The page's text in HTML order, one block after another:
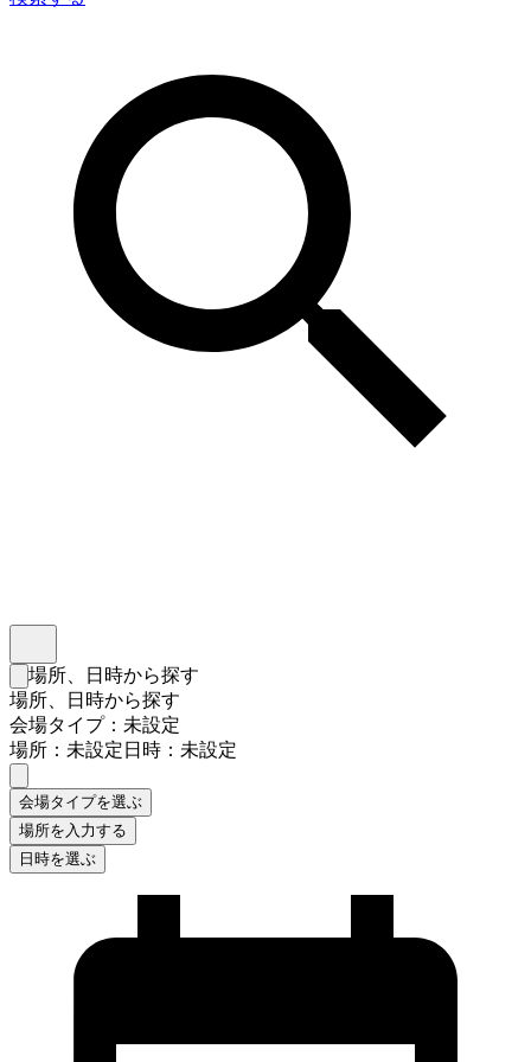
検索フォームを閉じる
場所、日時から探す
場所、日時から探す
会場タイプ：未設定
場所：未設定日時：未設定
会場タイプを選ぶ
場所を入力する
日時を選ぶ